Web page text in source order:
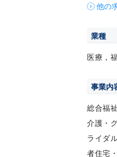
他の
業種
医療，
事業内
総合福
介護・
ライダ
者住宅